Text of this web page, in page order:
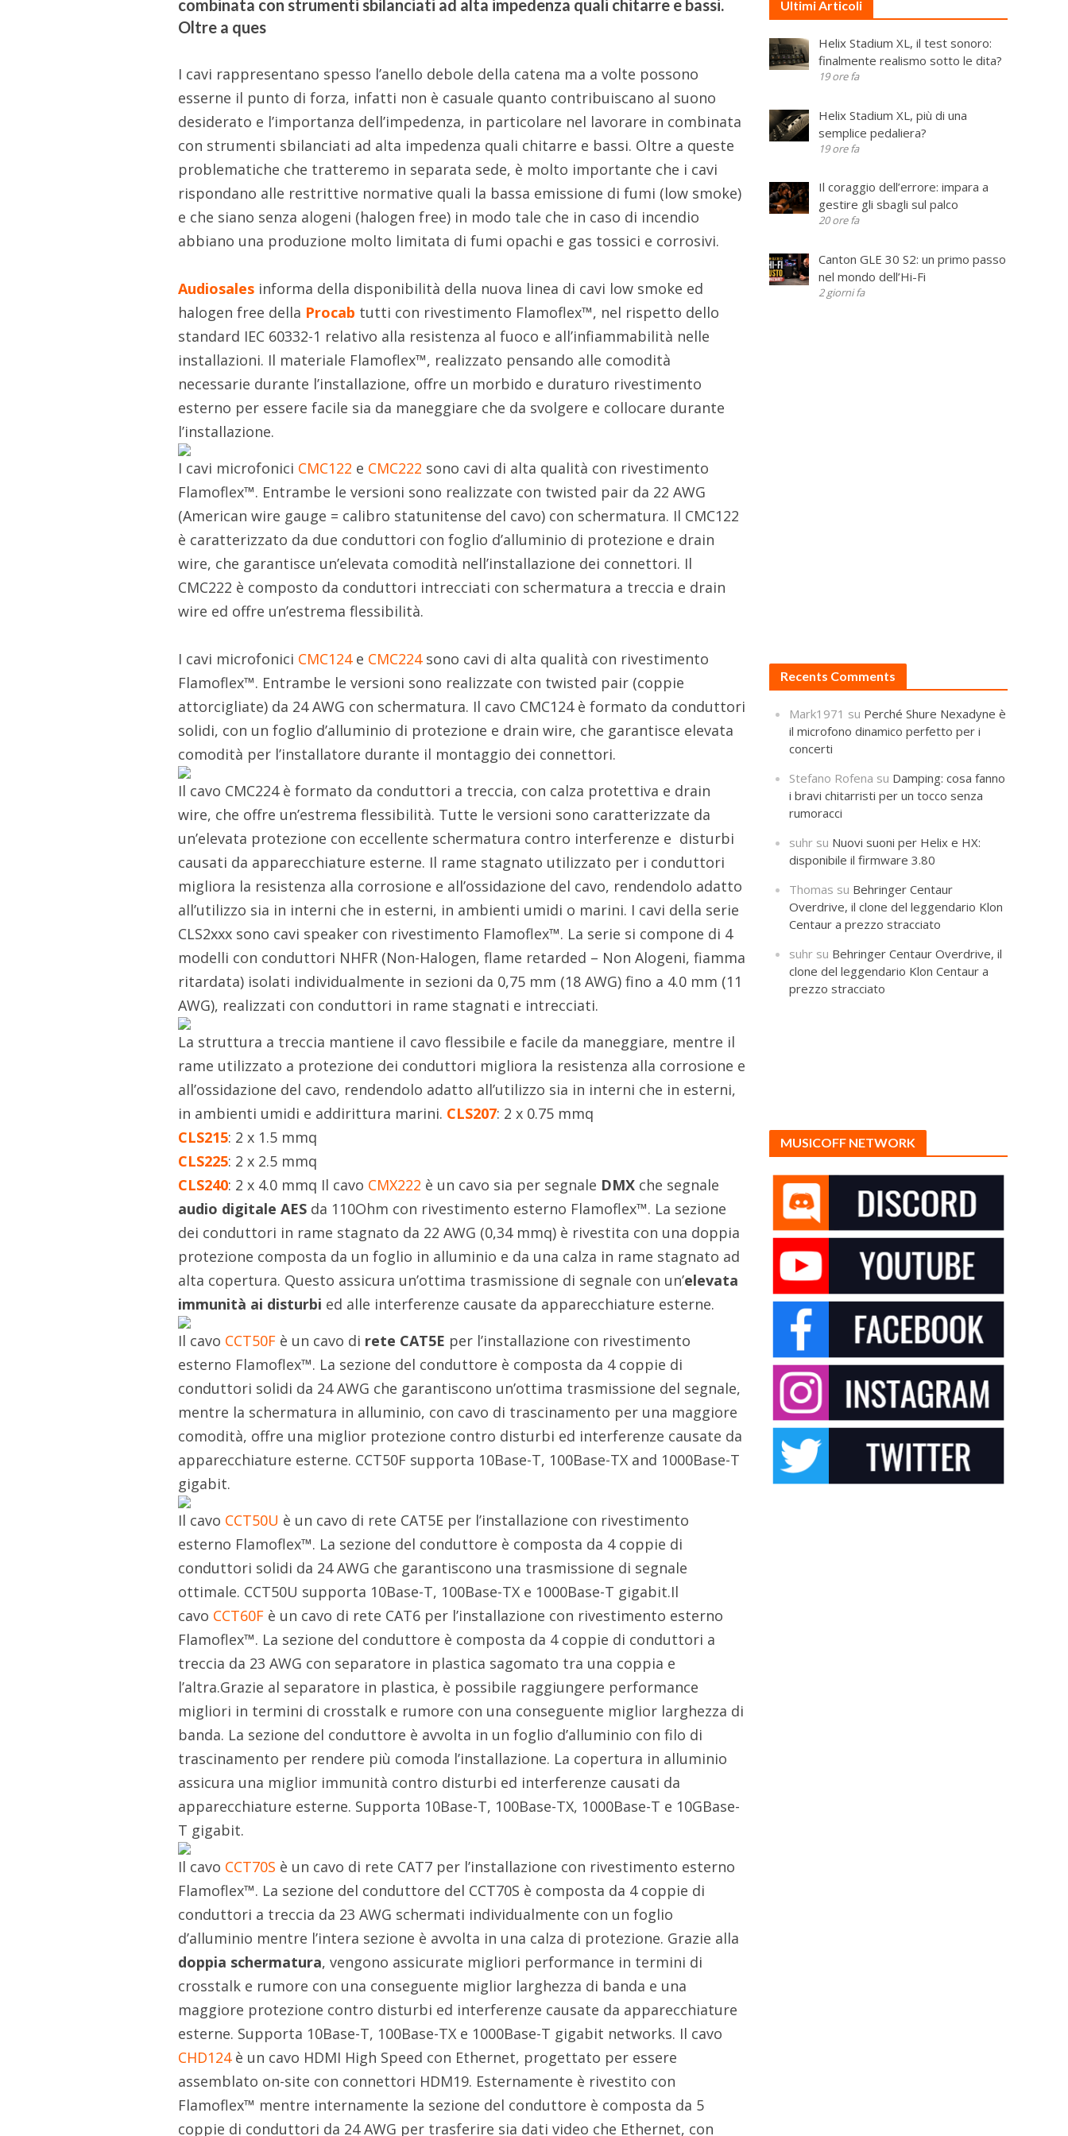
combinata con strumenti sbilanciati ad alta impedenza quali chitarre e bassi.
Oltre a ques
I cavi rappresentano spesso l’anello debole della catena ma a volte possono
esserne il punto di forza, infatti non è casuale quanto contribuiscano al suono
desiderato e l’importanza dell’impedenza, in particolare nel lavorare in combinata
con strumenti sbilanciati ad alta impedenza quali chitarre e bassi. Oltre a queste
problematiche che tratteremo in separata sede, è molto importante che i cavi
rispondano alle restrittive normative quali la bassa emissione di fumi (low smoke)
e che siano senza alogeni (halogen free) in modo tale che in caso di incendio
abbiano una produzione molto limitata di fumi opachi e gas tossici e corrosivi.
Audiosales informa della disponibilità della nuova linea di cavi low smoke ed
halogen free della Procab tutti con rivestimento Flamoflex™, nel rispetto dello
standard IEC 60332-1 relativo alla resistenza al fuoco e all’infiammabilità nelle
installazioni. Il materiale Flamoflex™, realizzato pensando alle comodità
necessarie durante l’installazione, offre un morbido e duraturo rivestimento
esterno per essere facile sia da maneggiare che da svolgere e collocare durante
l’installazione.
I cavi microfonici CMC122 e CMC222 sono cavi di alta qualità con rivestimento
Flamoflex™. Entrambe le versioni sono realizzate con twisted pair da 22 AWG
(American wire gauge = calibro statunitense del cavo) con schermatura. Il CMC122
è caratterizzato da due conduttori con foglio d’alluminio di protezione e drain
wire, che garantisce un’elevata comodità nell’installazione dei connettori. Il
CMC222 è composto da conduttori intrecciati con schermatura a treccia e drain
wire ed offre un’estrema flessibilità.
I cavi microfonici CMC124e CMC224sono cavi di alta qualità con rivestimento
Flamoflex™. Entrambe le versioni sono realizzate con twisted pair (coppie
attorcigliate) da 24 AWG con schermatura. Il cavo CMC124 è formato da conduttori
solidi, con un foglio d’alluminio di protezione e drain wire, che garantisce elevata
comodità per l’installatore durante il montaggio dei connettori.
Il cavo CMC224 è formato da conduttori a treccia, con calza protettiva e drain
wire, che offre un’estrema flessibilità. Tutte le versioni sono caratterizzate da
un’elevata protezione con eccellente schermatura contro interferenze e disturbi
causati da apparecchiature esterne. Il rame stagnato utilizzato per i conduttori
migliora la resistenza alla corrosione e all’ossidazione del cavo, rendendolo adatto
all’utilizzo sia in interni che in esterni, in ambienti umidi o marini. I cavi della serie
CLS2xxx sono cavi speaker con rivestimento Flamoflex™. La serie si compone di 4
modelli con conduttori NHFR (Non-Halogen, flame retarded – Non Alogeni, fiamma
ritardata) isolati individualmente in sezioni da 0,75 mm (18 AWG) fino a 4.0 mm (11
AWG), realizzati con conduttori in rame stagnati e intrecciati.
La struttura a treccia mantiene il cavo flessibile e facile da maneggiare, mentre il
rame utilizzato a protezione dei conduttori migliora la resistenza alla corrosione e
all’ossidazione del cavo, rendendolo adatto all’utilizzo sia in interni che in esterni,
in ambienti umidi e addirittura marini. CLS207: 2 x 0.75 mmq
CLS215: 2 x 1.5 mmq
CLS225: 2 x 2.5 mmq
CLS240: 2 x 4.0 mmq Il cavo CMX222 è un cavo sia per segnale DMX che segnale
audio digitale AES da 110Ohm con rivestimento esterno Flamoflex™. La sezione
dei conduttori in rame stagnato da 22 AWG (0,34 mmq) è rivestita con una doppia
protezione composta da un foglio in alluminio e da una calza in rame stagnato ad
alta copertura. Questo assicura un’ottima trasmissione di segnale con un’elevata
immunità ai disturbi ed alle interferenze causate da apparecchiature esterne.
Il cavo CCT50F è un cavo di rete CAT5E per l’installazione con rivestimento
esterno Flamoflex™. La sezione del conduttore è composta da 4 coppie di
conduttori solidi da 24 AWG che garantiscono un’ottima trasmissione del segnale,
mentre la schermatura in alluminio, con cavo di trascinamento per una maggiore
comodità, offre una miglior protezione contro disturbi ed interferenze causate da
apparecchiature esterne. CCT50F supporta 10Base-T, 100Base-TX and 1000Base-T
gigabit.
Il cavo CCT50U è un cavo di rete CAT5E per l’installazione con rivestimento
esterno Flamoflex™. La sezione del conduttore è composta da 4 coppie di
conduttori solidi da 24 AWG che garantiscono una trasmissione di segnale
ottimale. CCT50U supporta 10Base-T, 100Base-TX e 1000Base-T gigabit.Il
cavo CCT60F è un cavo di rete CAT6 per l’installazione con rivestimento esterno
Flamoflex™. La sezione del conduttore è composta da 4 coppie di conduttori a
treccia da 23 AWG con separatore in plastica sagomato tra una coppia e
l’altra.Grazie al separatore in plastica, è possibile raggiungere performance
migliori in termini di crosstalk e rumore con una conseguente miglior larghezza di
banda. La sezione del conduttore è avvolta in un foglio d’alluminio con filo di
trascinamento per rendere più comoda l’installazione. La copertura in alluminio
assicura una miglior immunità contro disturbi ed interferenze causati da
apparecchiature esterne. Supporta 10Base-T, 100Base-TX, 1000Base-T e 10GBase-
T gigabit.
Il cavo CCT70S è un cavo di rete CAT7 per l’installazione con rivestimento esterno
Flamoflex™. La sezione del conduttore del CCT70S è composta da 4 coppie di
conduttori a treccia da 23 AWG schermati individualmente con un foglio
d’alluminio mentre l’intera sezione è avvolta in una calza di protezione. Grazie alla
doppia schermatura, vengono assicurate migliori performance in termini di
crosstalk e rumore con una conseguente miglior larghezza di banda e una
maggiore protezione contro disturbi ed interferenze causate da apparecchiature
esterne. Supporta 10Base-T, 100Base-TX e 1000Base-T gigabit networks. Il cavo
CHD124è un cavo HDMI High Speed con Ethernet, progettato per essere
assemblato on-site con connettori HDM19. Esternamente è rivestito con
Flamoflex™ mentre internamente la sezione del conduttore è composta da 5
coppie di conduttori da 24 AWG per trasferire sia dati video che Ethernet, con
Ultimi Articoli
Helix Stadium XL, il test sonoro:
finalmente realismo sotto le dita?
19 ore fa
Helix Stadium XL, più di una
semplice pedaliera?
19 ore fa
Il coraggio dell’errore: impara a
gestire gli sbagli sul palco
20 ore fa
Canton GLE 30 S2: un primo passo
nel mondo dell’Hi-Fi
2 giorni fa
Recents Comments
Mark1971 su Perché Shure Nexadyne è
il microfono dinamico perfetto per i
concerti
Stefano Rofena su Damping: cosa fanno
i bravi chitarristi per un tocco senza
rumoracci
suhr su Nuovi suoni per Helix e HX:
disponibile il firmware 3.80
Thomas su Behringer Centaur
Overdrive, il clone del leggendario Klon
Centaur a prezzo stracciato
suhr su Behringer Centaur Overdrive, il
clone del leggendario Klon Centaur a
prezzo stracciato
MUSICOFF NETWORK